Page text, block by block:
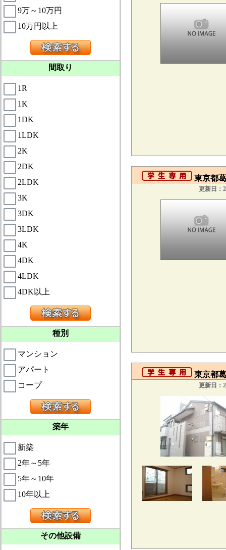
9万～10万円
10万円以上
間取り
1R
1K
1DK
1LDK
2K
2DK
2LDK
3K
3DK
3LDK
4K
4DK
4LDK
4DK以上
種別
マンション
アパート
コープ
築年
新築
2年～5年
5年～10年
10年以上
その他設備
東京都
更新日：
東京都
更新日：